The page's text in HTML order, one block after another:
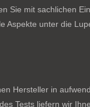
Sie mit sachlichen
Aspekte unter die
Hersteller in
Tests liefern wir